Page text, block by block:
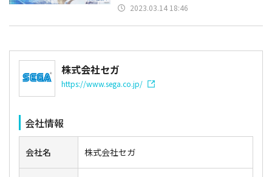
2023.03.14 18:46
株式会社セガ
https://www.sega.co.jp/
会社情報
会社名 株式会社セガ